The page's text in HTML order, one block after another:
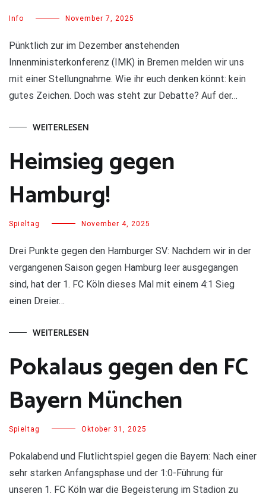
Info November 7, 2025
Pünktlich zur im Dezember anstehenden
Innenministerkonferenz (IMK) in Bremen melden wir uns
mit einer Stellungnahme. Wie ihr euch denken könnt: kein
gutes Zeichen. Doch was steht zur Debatte? Auf der…
WEITERLESEN
Heimsieg gegen
Hamburg!
Spieltag November 4, 2025
Drei Punkte gegen den Hamburger SV: Nachdem wir in der
vergangenen Saison gegen Hamburg leer ausgegangen
sind, hat der 1. FC Köln dieses Mal mit einem 4:1 Sieg
einen Dreier…
WEITERLESEN
Pokalaus gegen den FC
Bayern München
Spieltag Oktober 31, 2025
Pokalabend und Flutlichtspiel gegen die Bayern: Nach einer
sehr starken Anfangsphase und der 1:0-Führung für
unseren 1. FC Köln war die Begeisterung im Stadion zu